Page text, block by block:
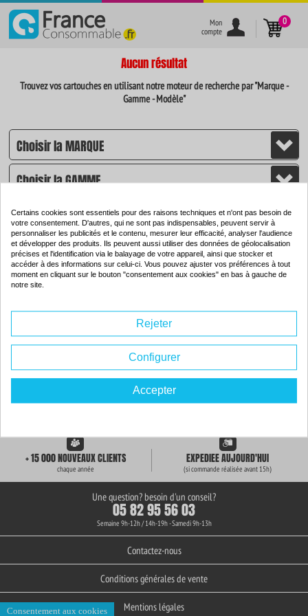
}
Mon
compte
0
Aucun résultat
Trouvez vos cartouches en utilisant notre moteur de recherche par "Marque -
Gamme - Modèle"
CHERCHER
LIVRAISON GRATUITE + de 3000 REFERENCES
+ 15 000 NOUVEAUX CLIENTS
chaque année
EXPEDIEE AUJOURD'HUI
(si commande réalisée avant 15h)
Une question? besoin d'un conseil?
05 82 95 56 03
Semaine 9h-12h / 14h-19h - Samedi 9h-13h
Contactez-nous
Conditions générales de vente
Mentions légales
Certains cookies sont essentiels pour des raisons techniques et n'ont pas besoin de
votre consentement. D'autres, qui ne sont pas indispensables, peuvent servir à
personnaliser les publicités et le contenu, mesurer leur efficacité, analyser l'audience
et développer des produits. Ils peuvent aussi utiliser des données de géolocalisation
précises et l'identification via le balayage de votre appareil, ainsi que stocker et
accéder à des informations sur celui-ci. Vous pouvez ajuster vos préférences à tout
moment en cliquant sur le bouton "consentement aux cookies" en bas à gauche de
notre site.
Rejeter
Configurer
Accepter
Consentement aux cookies